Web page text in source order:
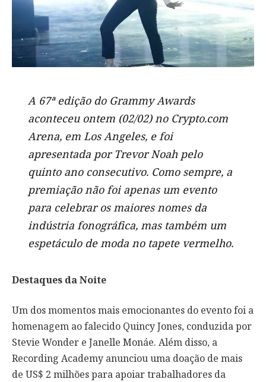
A 67ª edição do Grammy Awards
aconteceu ontem (02/02) no Crypto.com
Arena, em Los Angeles, e foi
apresentada por Trevor Noah pelo
quinto ano consecutivo. Como sempre, a
premiação não foi apenas um evento
para celebrar os maiores nomes da
indústria fonográfica, mas também um
espetáculo de moda no tapete vermelho.
Destaques da Noite
Um dos momentos mais emocionantes do evento foi a
homenagem ao falecido Quincy Jones, conduzida por
Stevie Wonder e Janelle Monáe. Além disso, a
Recording Academy anunciou uma doação de mais
de US$ 2 milhões para apoiar trabalhadores da